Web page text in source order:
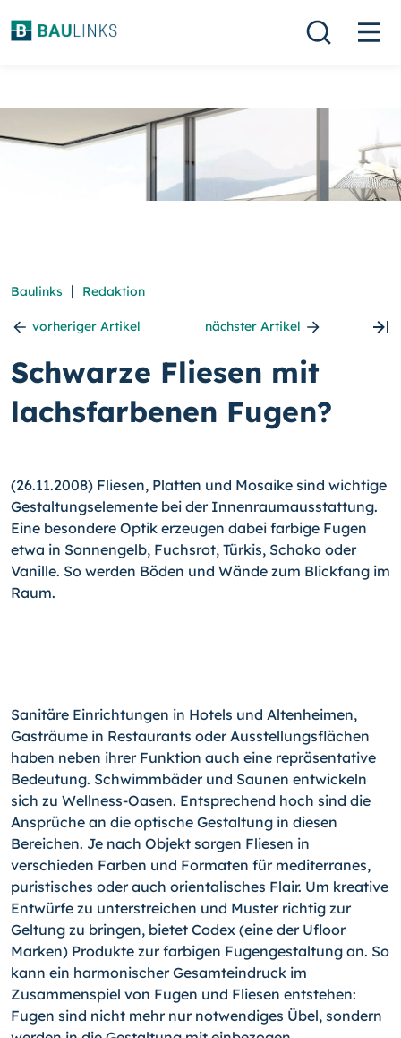
Baulinks | Redaktion
vorheriger Artikel nächster Artikel
Schwarze Fliesen mit
lachsfarbenen Fugen?
(26.11.2008) Fliesen, Platten und Mosaike sind wichtige
Gestaltungselemente bei der Innenraumausstattung.
Eine besondere Optik erzeugen dabei farbige Fugen
etwa in Sonnengelb, Fuchsrot, Türkis, Schoko oder
Vanille. So werden Böden und Wände zum Blickfang im
Raum.
Sanitäre Einrichtungen in Hotels und Altenheimen,
Gasträume in Restaurants oder Ausstellungsflächen
haben neben ihrer Funktion auch eine repräsentative
Bedeutung. Schwimmbäder und Saunen entwickeln
sich zu Wellness-Oasen. Entsprechend hoch sind die
Ansprüche an die optische Gestaltung in diesen
Bereichen. Je nach Objekt sorgen Fliesen in
verschieden Farben und Formaten für mediterranes,
puristisches oder auch orientalisches Flair. Um kreative
Entwürfe zu unterstreichen und Muster richtig zur
Geltung zu bringen, bietet Codex (eine der Ufloor
Marken) Produkte zur farbigen Fugengestaltung an. So
kann ein harmonischer Gesamteindruck im
Zusammenspiel von Fugen und Fliesen entstehen:
Fugen sind nicht mehr nur notwendiges Übel, sondern